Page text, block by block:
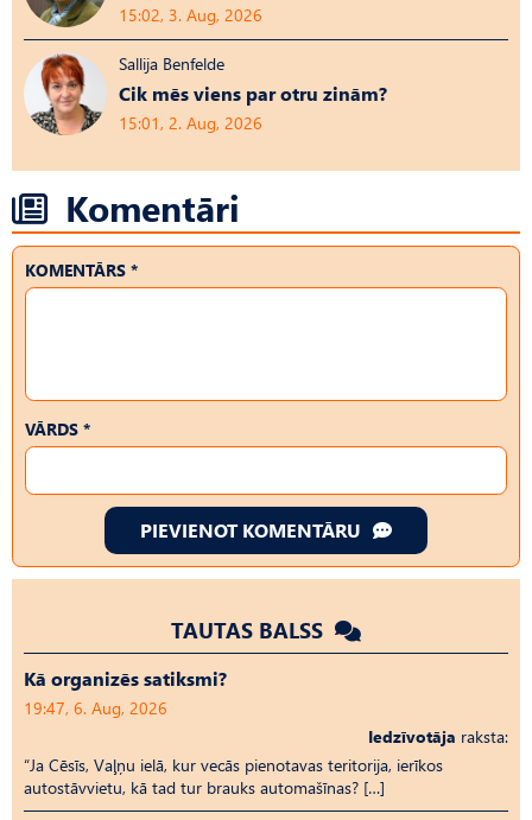
15:02, 3. Aug, 2026
Sallija Benfelde
Cik mēs viens par otru zinām?
15:01, 2. Aug, 2026
Komentāri
KOMENTĀRS *
VĀRDS *
PIEVIENOT KOMENTĀRU
TAUTAS BALSS
Kā organizēs satiksmi?
19:47, 6. Aug, 2026
Iedzīvotāja raksta:
“Ja Cēsīs, Vaļņu ielā, kur vecās pienotavas teritorija, ierīkos
autostāvvietu, kā tad tur brauks automašīnas? […]